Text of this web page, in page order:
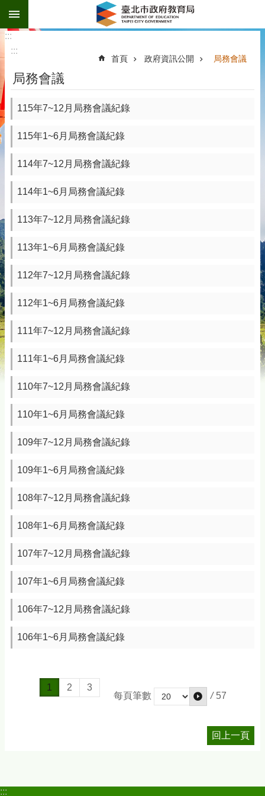
跳到主要內容區塊
:::
:::
首頁 政府資訊公開 局務會議
局務會議
115年7~12月局務會議紀錄
115年1~6月局務會議紀錄
114年7~12月局務會議紀錄
114年1~6月局務會議紀錄
113年7~12月局務會議紀錄
113年1~6月局務會議紀錄
112年7~12月局務會議紀錄
112年1~6月局務會議紀錄
111年7~12月局務會議紀錄
111年1~6月局務會議紀錄
110年7~12月局務會議紀錄
110年1~6月局務會議紀錄
109年7~12月局務會議紀錄
109年1~6月局務會議紀錄
108年7~12月局務會議紀錄
108年1~6月局務會議紀錄
107年7~12月局務會議紀錄
107年1~6月局務會議紀錄
106年7~12月局務會議紀錄
106年1~6月局務會議紀錄
1 2
3
每頁筆數
/ 57
回上一頁
:::